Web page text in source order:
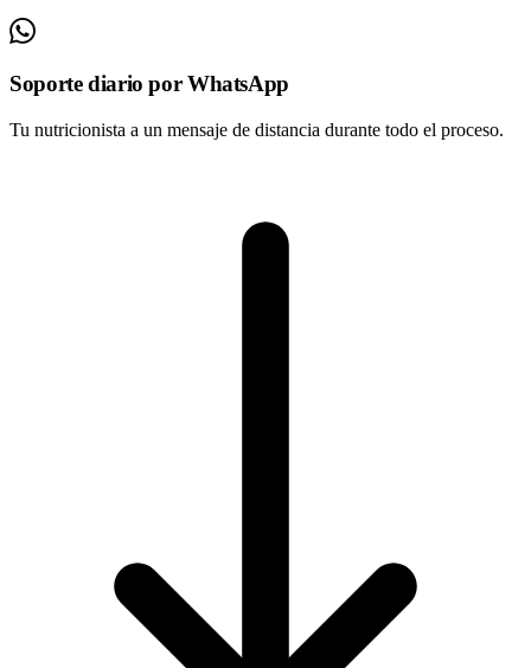
Soporte diario por WhatsApp
Tu nutricionista a un mensaje de distancia durante todo el proceso.